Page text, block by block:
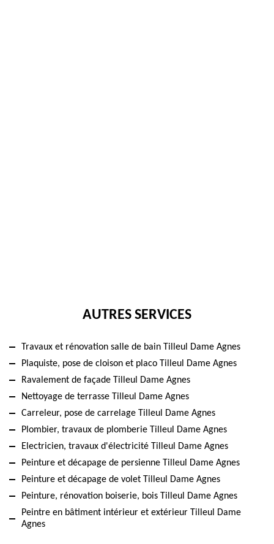
AUTRES SERVICES
Travaux et rénovation salle de bain Tilleul Dame Agnes
Plaquiste, pose de cloison et placo Tilleul Dame Agnes
Ravalement de façade Tilleul Dame Agnes
Nettoyage de terrasse Tilleul Dame Agnes
Carreleur, pose de carrelage Tilleul Dame Agnes
Plombier, travaux de plomberie Tilleul Dame Agnes
Electricien, travaux d'électricité Tilleul Dame Agnes
Peinture et décapage de persienne Tilleul Dame Agnes
Peinture et décapage de volet Tilleul Dame Agnes
Peinture, rénovation boiserie, bois Tilleul Dame Agnes
Peintre en bâtiment intérieur et extérieur Tilleul Dame
Agnes